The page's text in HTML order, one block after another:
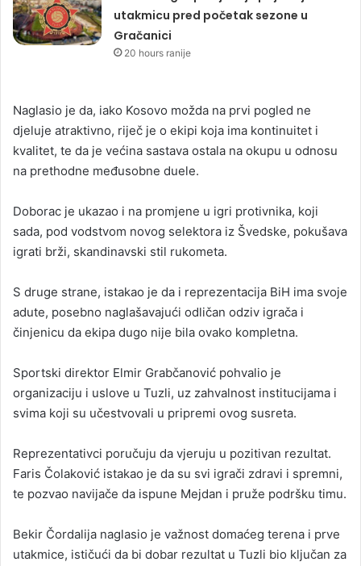
utakmicu pred početak sezone u
Gračanici
20 hours ranije
Naglasio je da, iako Kosovo možda na prvi pogled ne
djeluje atraktivno, riječ je o ekipi koja ima kontinuitet i
kvalitet, te da je većina sastava ostala na okupu u odnosu
na prethodne međusobne duele.
Doborac je ukazao i na promjene u igri protivnika, koji
sada, pod vodstvom novog selektora iz Švedske, pokušava
igrati brži, skandinavski stil rukometa.
S druge strane, istakao je da i reprezentacija BiH ima svoje
adute, posebno naglašavajući odličan odziv igrača i
činjenicu da ekipa dugo nije bila ovako kompletna.
Sportski direktor Elmir Grabčanović pohvalio je
organizaciju i uslove u Tuzli, uz zahvalnost institucijama i
svima koji su učestvovali u pripremi ovog susreta.
Reprezentativci poručuju da vjeruju u pozitivan rezultat.
Faris Čolaković istakao je da su svi igrači zdravi i spremni,
te pozvao navijače da ispune Mejdan i pruže podršku timu.
Bekir Čordalija naglasio je važnost domaćeg terena i prve
utakmice, ističući da bi dobar rezultat u Tuzli bio ključan za